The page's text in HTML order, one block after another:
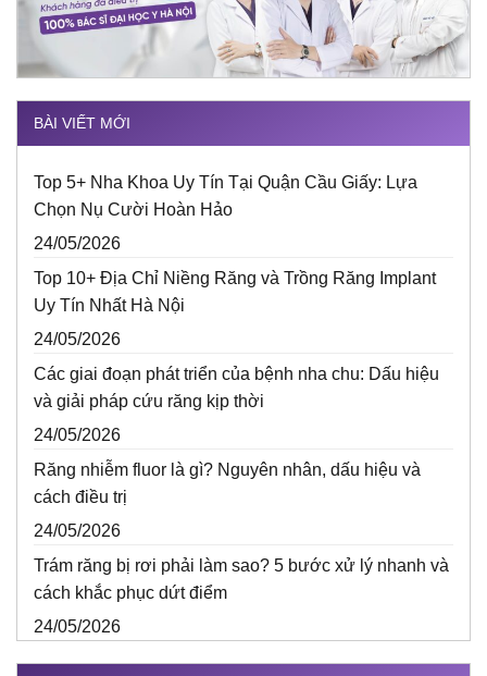
BÀI VIẾT MỚI
Top 5+ Nha Khoa Uy Tín Tại Quận Cầu Giấy: Lựa
Chọn Nụ Cười Hoàn Hảo
24/05/2026
Top 10+ Địa Chỉ Niềng Răng và Trồng Răng Implant
Uy Tín Nhất Hà Nội
24/05/2026
Các giai đoạn phát triển của bệnh nha chu: Dấu hiệu
và giải pháp cứu răng kịp thời
24/05/2026
Răng nhiễm fluor là gì? Nguyên nhân, dấu hiệu và
cách điều trị
24/05/2026
Trám răng bị rơi phải làm sao? 5 bước xử lý nhanh và
cách khắc phục dứt điểm
24/05/2026